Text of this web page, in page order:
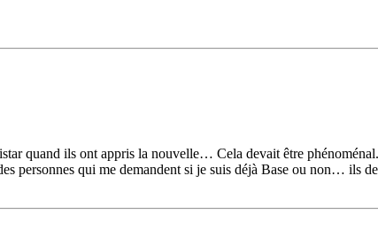
quand ils ont appris la nouvelle… Cela devait être
personnes qui me demandent si je suis déjà Base ou non… ils